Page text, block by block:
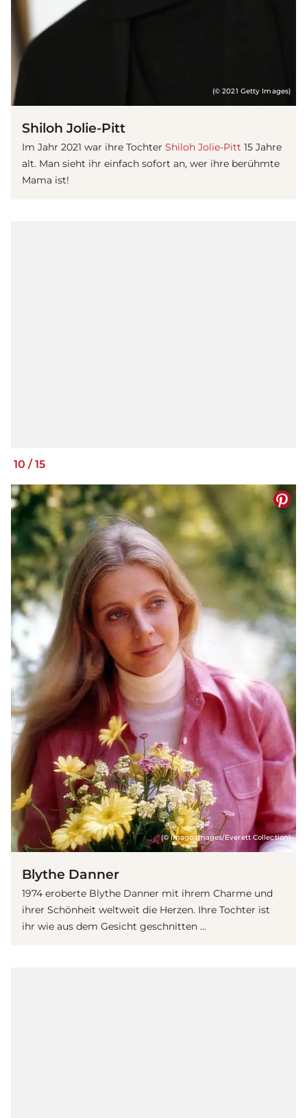
(© 2021 Getty Images)
Shiloh Jolie-Pitt
Im Jahr 2021 war ihre Tochter Shiloh Jolie-Pitt 15 Jahre
alt. Man sieht ihr einfach sofort an, wer ihre berühmte
Mama ist!
10 /15
(© imago images/Everett Collection)
Blythe Danner
1974 eroberte Blythe Danner mit ihrem Charme und
ihrer Schönheit weltweit die Herzen. Ihre Tochter ist
ihr wie aus dem Gesicht geschnitten ...